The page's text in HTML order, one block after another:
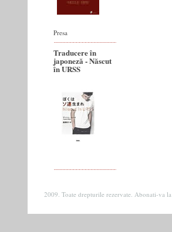
Presa
Traducere în
japoneză - Născut
în URSS
2009. Toate drepturile rezervate. Abonati-va la